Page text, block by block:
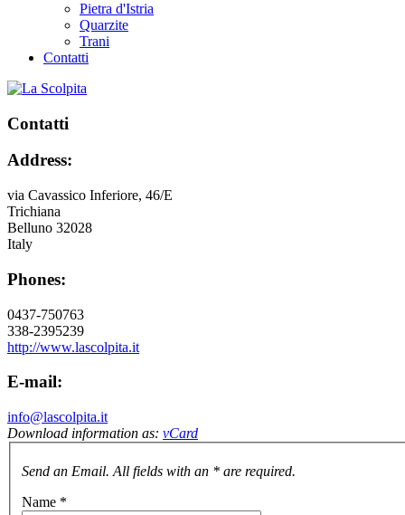
Pietra d'Istria
Quarzite
Trani
Contatti
Contatti
Address:
via Cavassico Inferiore, 46/E
Trichiana
Belluno 32028
Italy
Phones:
0437-750763
338-2395239
http://www.lascolpita.it
E-mail:
info@lascolpita.it
Download information as: vCard
Send an Email. All fields with an * are required.
Name *